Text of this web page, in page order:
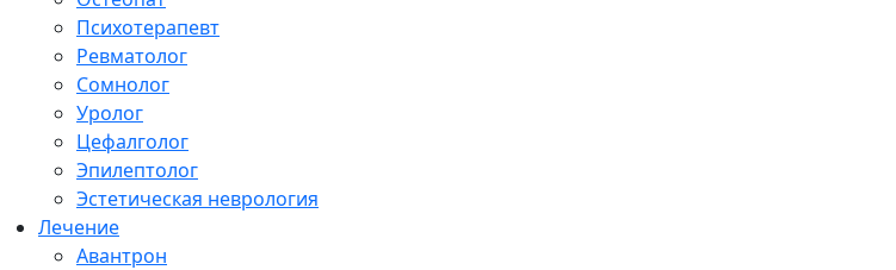
Психотерапевт
Ревматолог
Сомнолог
Уролог
Цефалголог
Эпилептолог
Эстетическая неврология
Лечение
Авантрон